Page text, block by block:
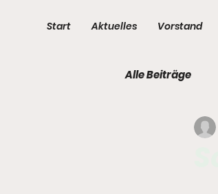
Start Aktuelles Vorstand
Alle Beiträge
3. Kompanie